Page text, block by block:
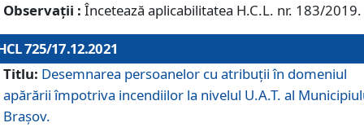
Observații : Încetează aplicabilitatea H.C.L. nr. 183/2019.
725/17.12.2021
Titlu: Desemnarea persoanelor cu atribuții în domeniul
apărării împotriva incendiilor la nivelul U.A.T. al
Brașov.